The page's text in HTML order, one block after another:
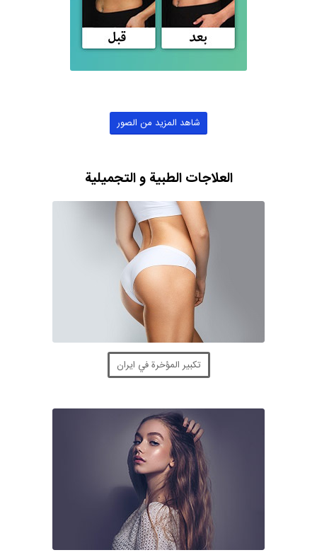
شاهد المزيد من الصور
العلاجات الطبية و التجميلية
تكبير المؤخرة في ايران